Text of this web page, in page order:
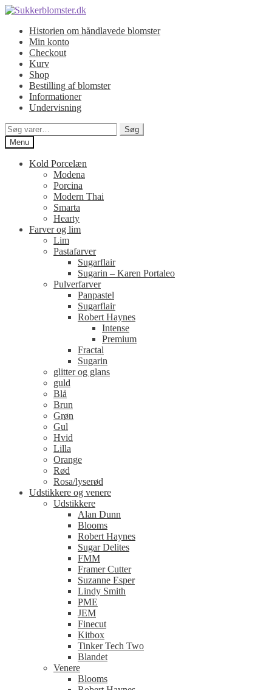
Spring
navigation
Spring
indholdHistorien om håndlavede blomster
Min konto
Checkout
Kurv
Shop
Bestilling af blomster
Informationer
Undervisning
Søg
efter:
Søg
Menu
Kold Porcelæn
Modena
Porcina
Modern Thai
Smarta
Hearty
Farver og lim
Lim
Pastafarver
Sugarflair
Sugarin – Karen Portaleo
Pulverfarver
Panpastel
Sugarflair
Robert Haynes
Intense
Premium
Fractal
Sugarin
glitter og glans
guld
Blå
Brun
Grøn
Gul
Hvid
Lilla
Orange
Rød
Rosa/lyserød
Udstikkere og venere
Udstikkere
Alan Dunn
Blooms
Robert Haynes
Sugar Delites
FMM
Framer Cutter
Suzanne Esper
Lindy Smith
PME
JEM
Finecut
Kitbox
Tinker Tech Two
Blandet
Venere
Blooms